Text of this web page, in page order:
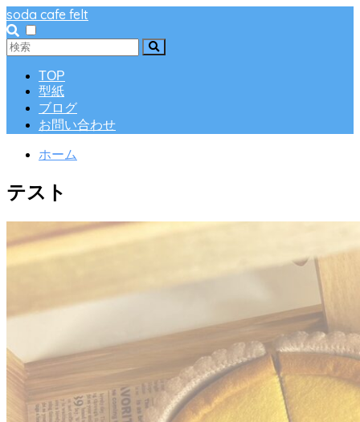
soda cafe felt
TOP
型紙
ブログ
お問い合わせ
ホーム
テスト